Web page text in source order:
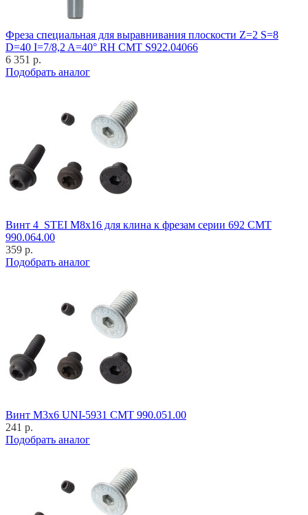
Фреза специальная для выравнивания плоскости Z=2 S=8
D=40 I=7/8,2 A=40° RH CMT S922.04066
6 351 р.
Подобрать аналог
Винт 4_STEI M8x16 для клина к фрезам серии 692 CMT
990.064.00
359 р.
Подобрать аналог
Винт M3x6 UNI-5931 CMT 990.051.00
241 р.
Подобрать аналог